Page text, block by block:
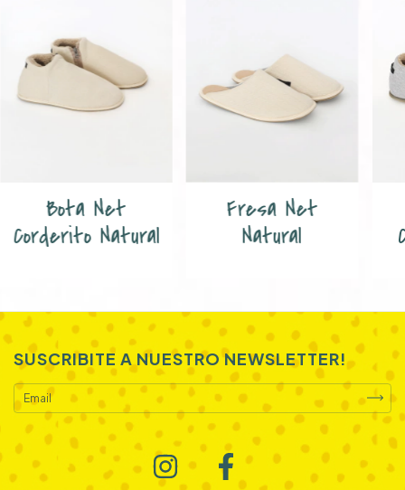
Bota Net
Corderito Natural
Fresa Net
Natural
SUSCRIBITE A NUESTRO NEWSLETTER!